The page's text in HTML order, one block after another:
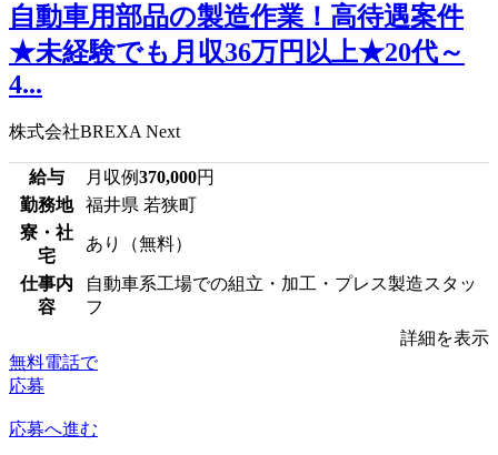
自動車用部品の製造作業！高待遇案件
★未経験でも月収36万円以上★20代～
4...
株式会社BREXA Next
給与 月収例370,000円
勤務地
福井県 若狭町
寮・社
宅
あり（無料）
仕事内
容
自動車系工場での組立・加工・プレス製造スタッ
フ
詳細を表示
無料電話で
応募
応募へ進む